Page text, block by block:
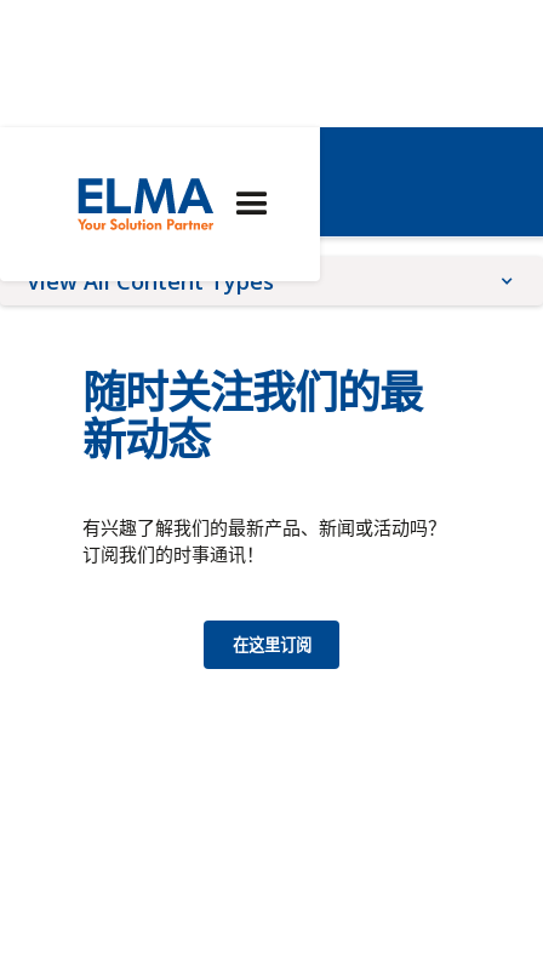
新闻与活动
View All Content Types
Upcoming Events
News Releases随时关注我们的最
新动态
有兴趣了解我们的最新产品、新闻或活动吗？
订阅我们的时事通讯！
在这里订阅